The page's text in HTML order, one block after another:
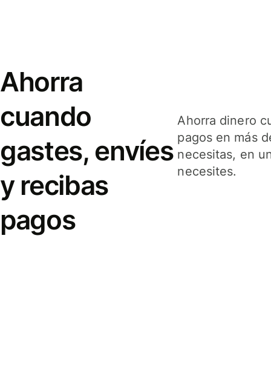
Ahorra
cuando
gastes, envíes
y recibas
pagos
Ahorra dinero
pagos en más
necesitas, en
necesites.